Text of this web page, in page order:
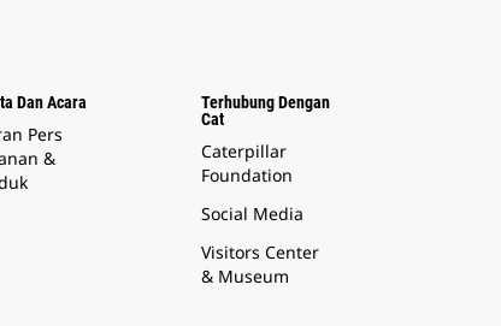
Dan Acara
Pers
&
Terhubung Dengan
Cat
Caterpillar
Foundation
Social Media
Visitors Center
& Museum